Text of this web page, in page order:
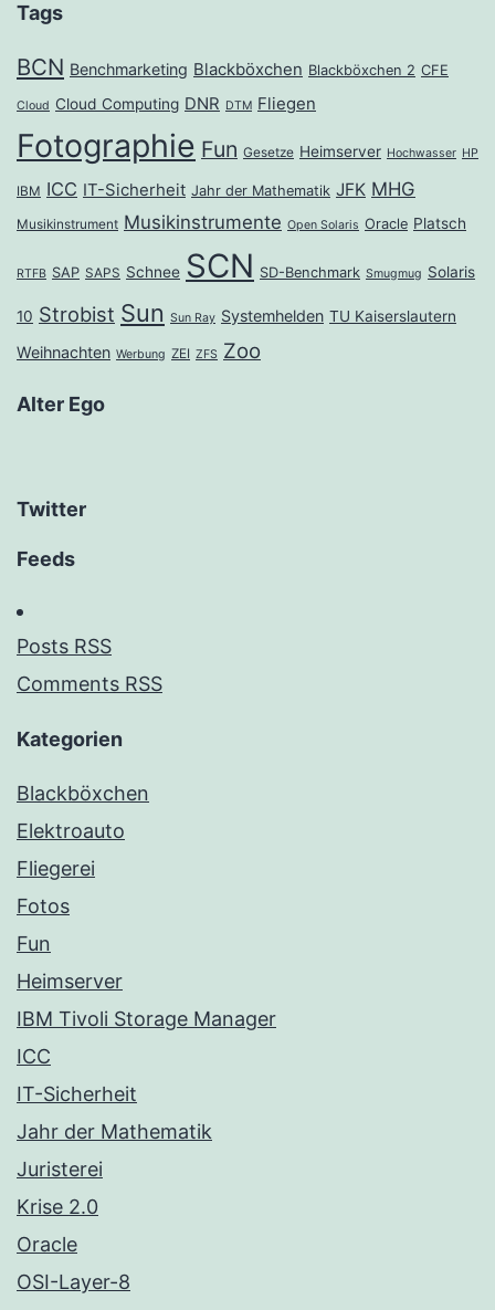
Tags
BCN Benchmarketing Blackböxchen Blackböxchen 2 CFE
Cloud Cloud Computing DNR DTM Fliegen
Fotographie Fun Gesetze Heimserver Hochwasser HP
IBM ICC IT-Sicherheit Jahr der Mathematik JFK MHG
Musikinstrument Musikinstrumente Open Solaris Oracle Platsch
RTFB SAP SAPS Schnee SCN SD-Benchmark Smugmug Solaris
10 Strobist Sun Sun Ray Systemhelden TU Kaiserslautern
Weihnachten Werbung ZEI ZFS Zoo
Alter Ego
Twitter
Feeds
Posts RSS
Comments RSS
Kategorien
Blackböxchen
Elektroauto
Fliegerei
Fotos
Fun
Heimserver
IBM Tivoli Storage Manager
ICC
IT-Sicherheit
Jahr der Mathematik
Juristerei
Krise 2.0
Oracle
OSI-Layer-8